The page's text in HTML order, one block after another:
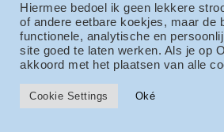
Beste Buggy
Beste Babyfoon met Camera
Beste Schommelwieg
Beste Borstkolf
Hiermee bedoel ik geen lekkere
of andere eetbare koekjes, maar de
functionele, analytische en
site goed te laten werken. Als je op
akkoord met het plaatsen van alle
Cookie Settings Oké